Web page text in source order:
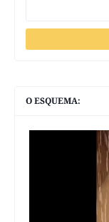
O ESQUEMA: